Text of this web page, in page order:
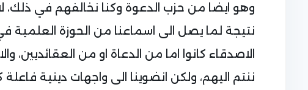
وهو ايضا من حزب الدعوة وكنا نخالفهم في ذلك،
نتيجة لما يصل الى اسماعنا من الحوزة العلمية
الاصدقاء كانوا اما من الدعاة او من العقائديين،
ننتم اليهم، ولكن انضوينا الى واجهات دينية